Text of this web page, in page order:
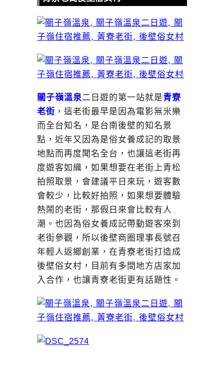
關子嶺溫泉二日遊的第一站就是青寮
老街 ，這老街最早是因為電影無米樂
而全台知名，是台南後壁的知名景
點，近年又因為是俗女養成記的取景
地點而再度聞名全台，也讓這老街再
度遊客如織，如果想要在老街上青松
拍照取景，會建議平日來玩，遊客數
會較少，比較好拍照，如果想要體驗
熱鬧的老街，那假日來會比較有人
潮。也因為俗女養成記帶動遊客來到
老街參觀，所以後壁商圈理事長號召
年輕人返鄉創業，在青寮老街打造成
後壁俗女村，目前有多間地方店家加
入合作，也讓青寮老街更有話題性。